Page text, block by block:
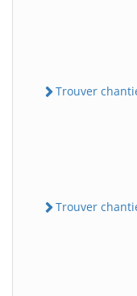
Trouver
Trouver